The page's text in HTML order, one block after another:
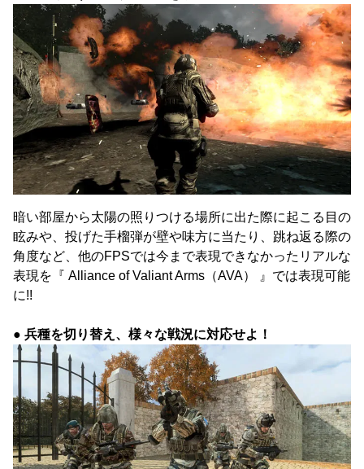
暗い部屋から太陽の照りつける場所に出た際に起こる目の
眩みや、投げた手榴弾が壁や味方に当たり、跳ね返る際の
角度など、他のFPSでは今まで表現できなかったリアルな
表現を『 Alliance of Valiant Arms（AVA） 』では表現可能
に!!
● 兵種を切り替え、様々な戦況に対応せよ！